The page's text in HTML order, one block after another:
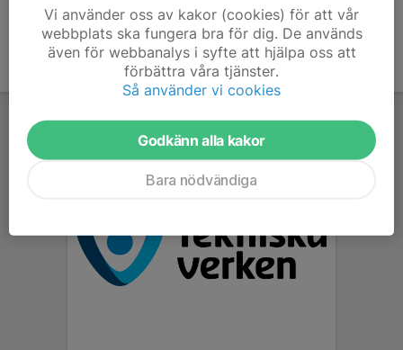
Vi använder oss av kakor (cookies) för att vår
webbplats ska fungera bra för dig. De används
även för webbanalys i syfte att hjälpa oss att
förbättra våra tjänster.
Så använder vi cookies
Godkänn alla kakor
Bara nödvändiga